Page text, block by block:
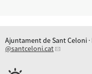
Ajuntament de Sant Celoni ·
@santceloni.cat